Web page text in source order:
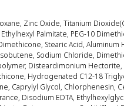
Zinc Oxide, Titanium
Palmitate, PEG-10
Stearic Acid, Aluminum
Sodium Chloride,
Disteardimonium Hectorite,
Hydrogenated C12-18
Caprylyl Glycol, Chlorphenesin,
Disodium EDTA,